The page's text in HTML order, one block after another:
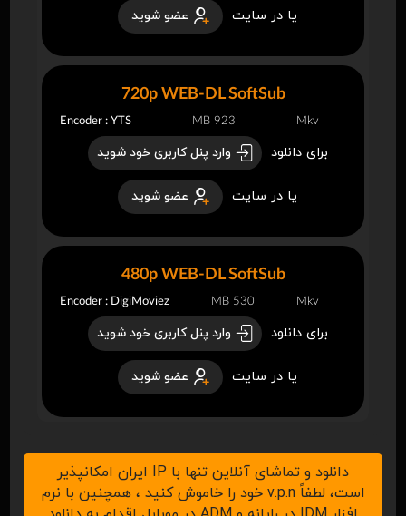
یا در سایت عضو شوید
برای دانلود وارد پنل کاربری خود شوید
یا در سایت عضو شوید
720p WEB-DL SoftSub
Encoder : YTS 923 MB Mkv
برای دانلود وارد پنل کاربری خود شوید
یا در سایت عضو شوید
480p WEB-DL SoftSub
Encoder : DigiMoviez 530 MB Mkv
دانلود و تماشای آنلاین تنها با IP ایران امکانپذیر
است، لطفاً v.p.n خود را خاموش کنید ، همچنین با نرم